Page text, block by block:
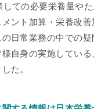
ての必要栄養量や
ント加算・栄養改
日常業務の中での
自身の実施してい
た。